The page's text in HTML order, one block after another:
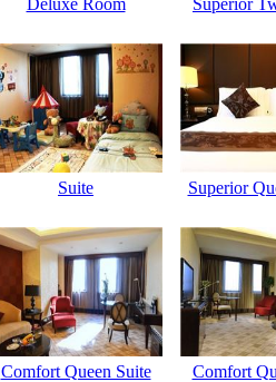
Suite Superior
Comfort Queen Suite Comfort